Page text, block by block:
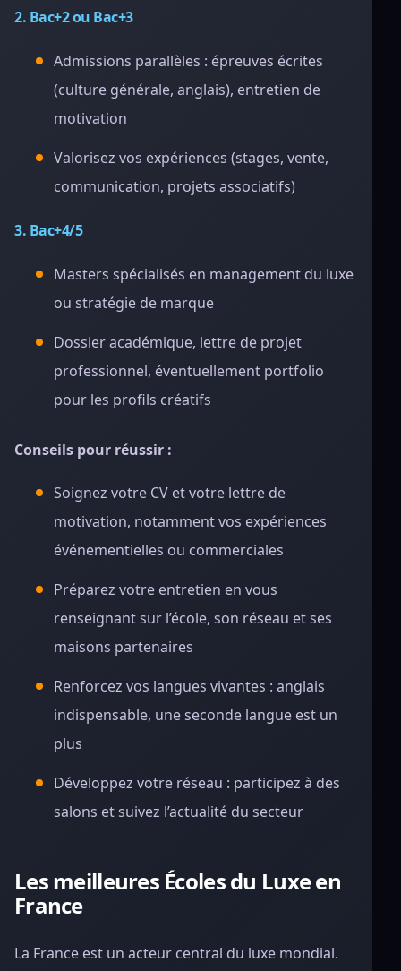
2. Bac+2 ou Bac+3
Admissions parallèles : épreuves écrites
(culture générale, anglais), entretien de
motivation
Valorisez vos expériences (stages, vente,
communication, projets associatifs)
3. Bac+4/5
Masters spécialisés en management du luxe
ou stratégie de marque
Dossier académique, lettre de projet
professionnel, éventuellement portfolio
pour les profils créatifs
Conseils pour réussir :
Soignez votre CV et votre lettre de
motivation, notamment vos expériences
événementielles ou commerciales
Préparez votre entretien en vous
renseignant sur l’école, son réseau et ses
maisons partenaires
Renforcez vos langues vivantes : anglais
indispensable, une seconde langue est un
plus
Développez votre réseau : participez à des
salons et suivez l’actualité du secteur
Les meilleures Écoles du Luxe en
France
La France est un acteur central du luxe mondial.